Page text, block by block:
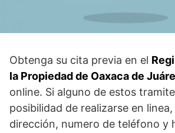
Obtenga su cita previa en el
la Propiedad de Oaxaca de
online. Si alguno de estos
posibilidad de realizarse en
dirección, numero de teléfono y